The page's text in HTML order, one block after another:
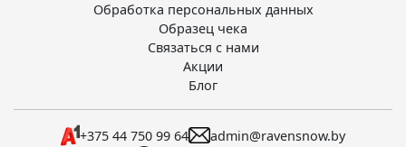
Обработка персональных данных
Образец чека
Связаться с нами
Акции
Блог
+375 44 750 99 64
admin@ravensnow.by